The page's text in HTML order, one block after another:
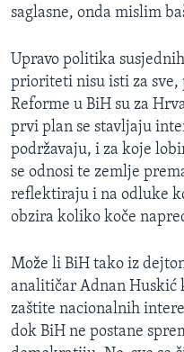
saglasne, onda mislim
Upravo politika
prioriteti nisu isti za sve,
Reforme u BiH su za
prvi plan se stavljaju
podržavaju, i za koje
se odnosi te zemlje
reflektiraju i na odluke
obzira koliko koče
Može li BiH tako iz
analitičar Adnan Huskić
zaštite nacionalnih
dok BiH ne postane